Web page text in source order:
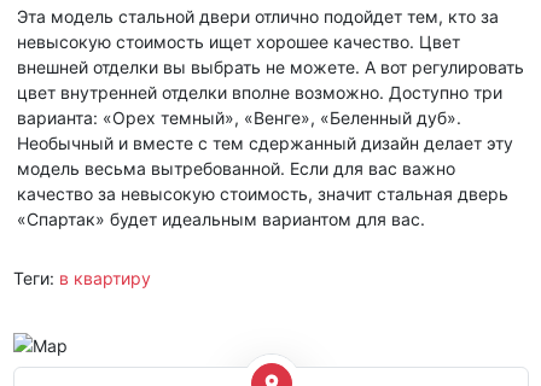
Эта модель стальной двери отлично подойдет тем, кто за
невысокую стоимость ищет хорошее качество. Цвет
внешней отделки вы выбрать не можете. А вот регулировать
цвет внутренней отделки вполне возможно. Доступно три
варианта: «Орех темный», «Венге», «Беленный дуб».
Необычный и вместе с тем сдержанный дизайн делает эту
модель весьма вытребованной. Если для вас важно
качество за невысокую стоимость, значит стальная дверь
«Спартак» будет идеальным вариантом для вас.
Теги: в квартиру